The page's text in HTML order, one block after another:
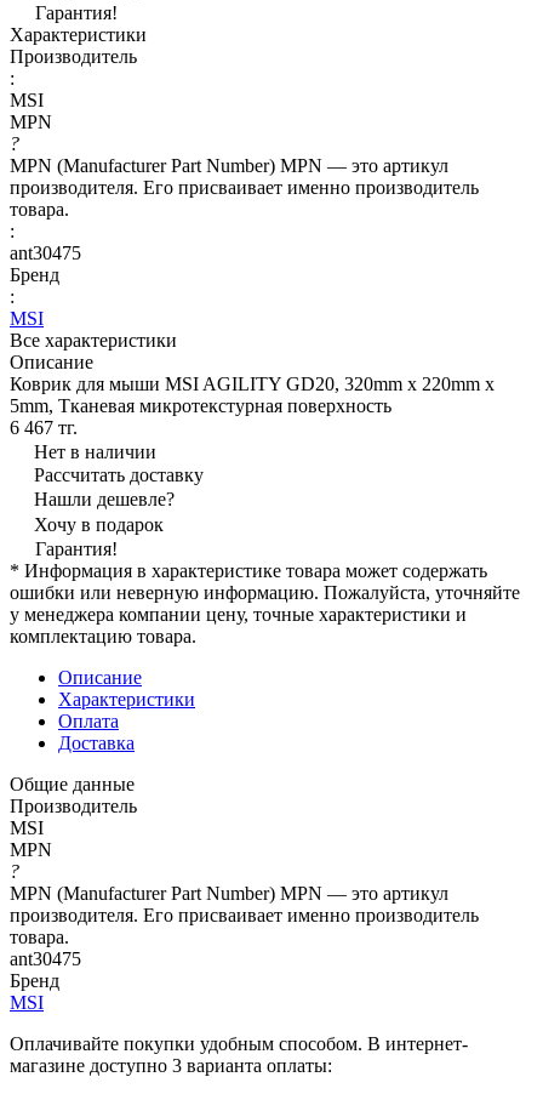
Гарантия!
Характеристики
Производитель
:
MSI
MPN
?
MPN (Manufacturer Part Number) MPN — это артикул
производителя. Его присваивает именно производитель
товара.
:
ant30475
Бренд
:
MSI
Все характеристики
Описание
Коврик для мыши MSI AGILITY GD20, 320mm x 220mm x
5mm, Тканевая микротекстурная поверхность
6 467 тг.
Нет в наличии
Рассчитать доставку
Нашли дешевле?
Хочу в подарок
Гарантия!
* Информация в характеристике товара может содержать
ошибки или неверную информацию. Пожалуйста, уточняйте
у менеджера компании цену, точные характеристики и
комплектацию товара.
Описание
Характеристики
Оплата
Доставка
Общие данные
Производитель
MSI
MPN
?
MPN (Manufacturer Part Number) MPN — это артикул
производителя. Его присваивает именно производитель
товара.
ant30475
Бренд
MSI
Оплачивайте покупки удобным способом. В интернет-
магазине доступно 3 варианта оплаты: